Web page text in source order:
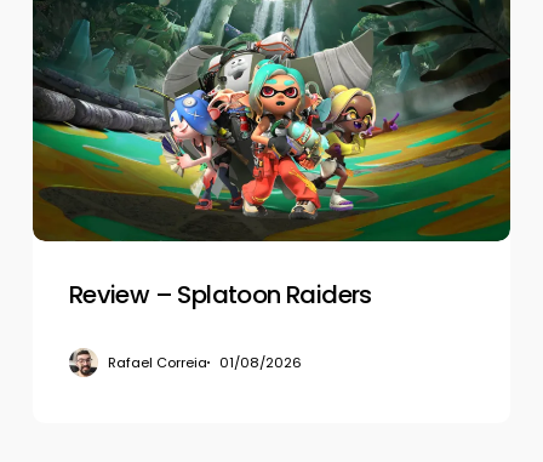
–
Splatoon
Raiders
Review – Splatoon Raiders
Rafael Correia 01/08/2026